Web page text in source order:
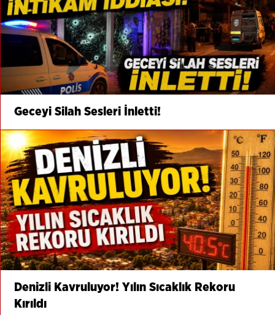
Geceyi Silah Sesleri İnletti!
Denizli Kavruluyor! Yılın Sıcaklık Rekoru
Kırıldı